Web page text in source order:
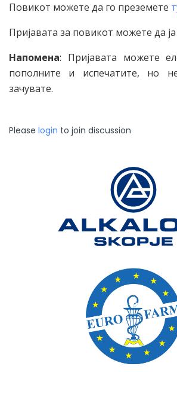
Повикот можете да го преземете
Пријавата за повикот можете да
Напомена: Пријавата можете
пополните и испечатите, но
зачувате.
Please login to join discussion